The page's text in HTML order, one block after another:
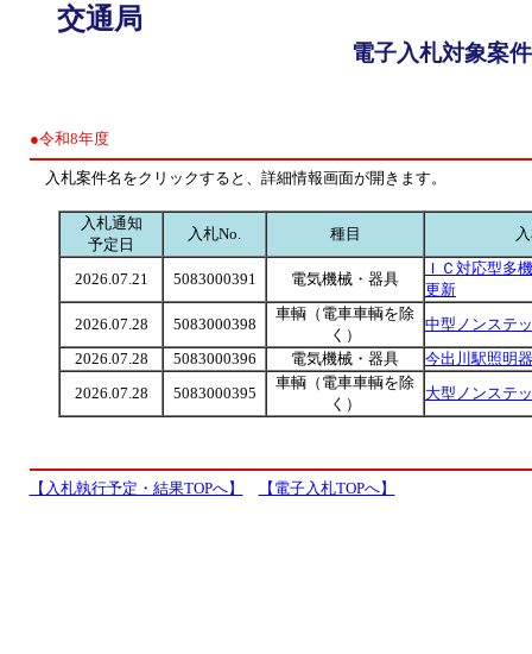
交通局
電子入札対象案
●令和8年度
入札案件名をクリックすると、詳細情報画面が開きます。
入札通知
予定日
入札No. 種目
2026.07.21 5083000391 電気機械・器具
ＩＣ対応型多
更新
2026.07.28
5083000398
車輌（電車車輌を除
く）
中型ノンステ
2026.07.28
5083000396 電気機械・器具
今出川駅照明
2026.07.28
5083000395
車輌（電車車輌を除
く）
大型ノンステ
【入札執行予定・結果TOPへ】 【電子入札TOPへ】